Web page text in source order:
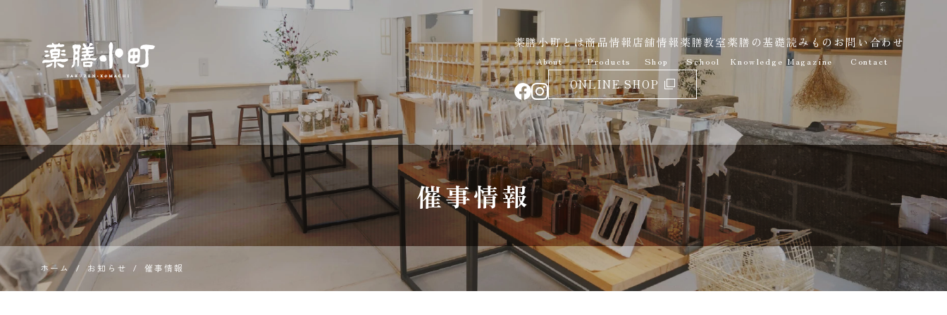
薬膳とス
パイス専
門店 薬膳
小町
薬膳小町とは
About
商品情報
Products
店舗情報
Shop
薬膳教室
School
薬膳の基礎
Knowledge
読みもの
Magazine
お問い合わせ
Contact
ONLINE SHOP
催事情報
ホーム / お知らせ / 催事情報